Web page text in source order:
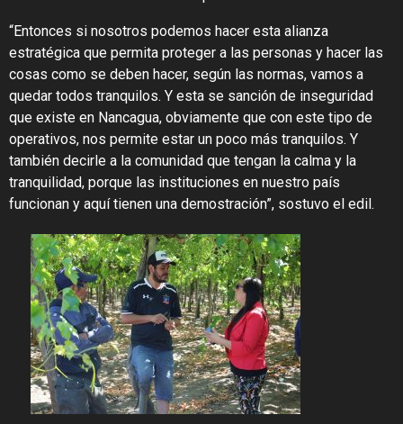
“Entonces si nosotros podemos hacer esta alianza
estratégica que permita proteger a las personas y hacer las
cosas como se deben hacer, según las normas, vamos a
quedar todos tranquilos. Y esta se sanción de inseguridad
que existe en Nancagua, obviamente que con este tipo de
operativos, nos permite estar un poco más tranquilos. Y
también decirle a la comunidad que tengan la calma y la
tranquilidad, porque las instituciones en nuestro país
funcionan y aquí tienen una demostración”, sostuvo el edil.